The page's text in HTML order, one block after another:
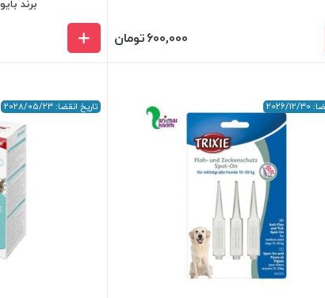
600,000تومان
برند بایولاین
12/30 تاریخ انقضا: 2028/05/23